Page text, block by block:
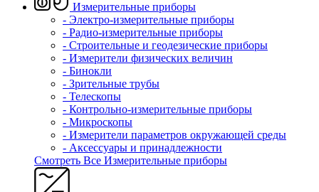
Измерительные приборы
- Электро-измерительные приборы
- Радио-измерительные приборы
- Строительные и геодезические приборы
- Измерители физических величин
- Бинокли
- Зрительные трубы
- Телескопы
- Контрольно-измерительные приборы
- Микроскопы
- Измерители параметров окружающей среды
- Аксессуары и принадлежности
Смотреть Все Измерительные приборы